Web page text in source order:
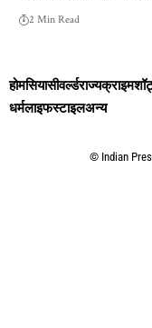
2 Min Read
होमसियासीवर्ल्डराज्यक्राइम
धर्मलाइफस्टाइलअन्य
© Indian